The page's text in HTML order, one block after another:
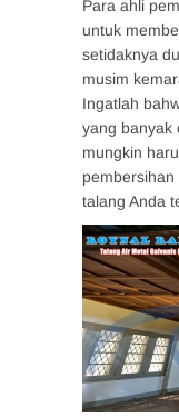
Para ahli
untuk
setidaknya
musim
Ingatlah
yang banyak
mungkin
pembersihan
talang Anda